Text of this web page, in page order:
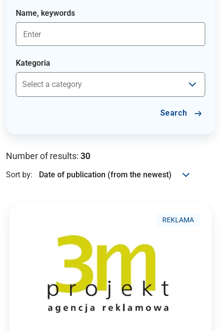
Name, keywords
Kategoria
Search
Number of results: 30
Sort by:
REKLAMA